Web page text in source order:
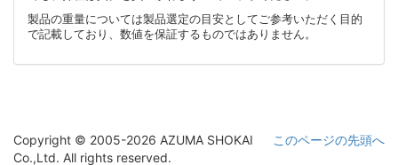
製品の重量については製品選定の目安としてご参考いただく目的
で記載しており、数値を保証するものではありません。
このページの先頭へ
Copyright © 2005-2026 AZUMA SHOKAI
Co.,Ltd. All rights reserved.